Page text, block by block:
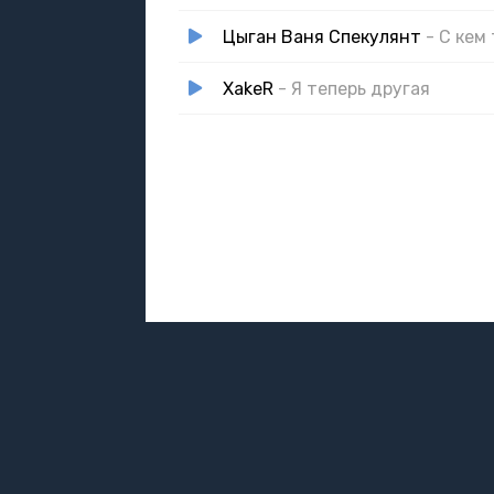
Я отт*ах*л эту лоли
Теперь на п*зде мозоли
Цыган Ваня Спекулянт - С кем
XakeR - Я теперь другая